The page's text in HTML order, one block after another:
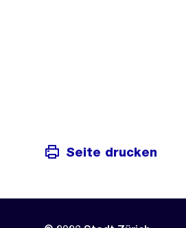
Seite drucken